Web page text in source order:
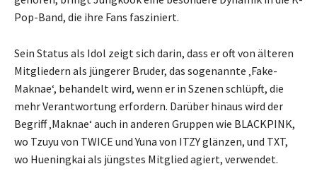
Pop-Band, die ihre Fans fasziniert.
Sein Status als Idol zeigt sich darin, dass er oft von älteren
Mitgliedern als jüngerer Bruder, das sogenannte ‚Fake-
Maknae‘, behandelt wird, wenn er in Szenen schlüpft, die
mehr Verantwortung erfordern. Darüber hinaus wird der
Begriff ‚Maknae‘ auch in anderen Gruppen wie BLACKPINK,
wo Tzuyu von TWICE und Yuna von ITZY glänzen, und TXT,
wo Hueningkai als jüngstes Mitglied agiert, verwendet.